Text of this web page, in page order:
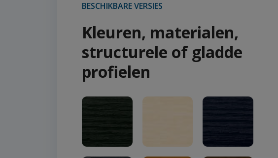
BESCHIKBARE VERSIES
Kleuren, materialen,
structurele of gladde
profielen